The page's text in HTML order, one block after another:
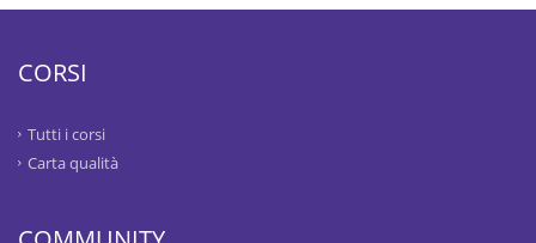
CORSI
Tutti i corsi
Carta qualità